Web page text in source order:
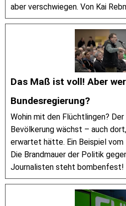
aber verschwiegen. Von Kai
Das Maß ist voll! Aber
Bundesregierung?
Wohin mit den Flüchtlingen?
Bevölkerung wächst – auch
erwartet hätte. Ein Beispiel vom
Die Brandmauer der Politik
Journalisten steht bombenfest!